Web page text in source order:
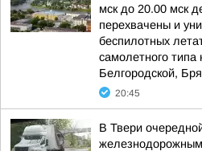
мск до 20.00 мск
перехвачены и
беспилотных
самолетного
Белгородской,
20:45
В Твери